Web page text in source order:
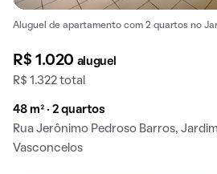
Aluguel de apartamento com 2 quartos no
R$ 1.020 aluguel
R$ 1.322 total
48 m² · 2 quartos
Rua Jerônimo Pedroso Barros,
Vasconcelos